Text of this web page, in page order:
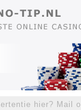
hier? Mail